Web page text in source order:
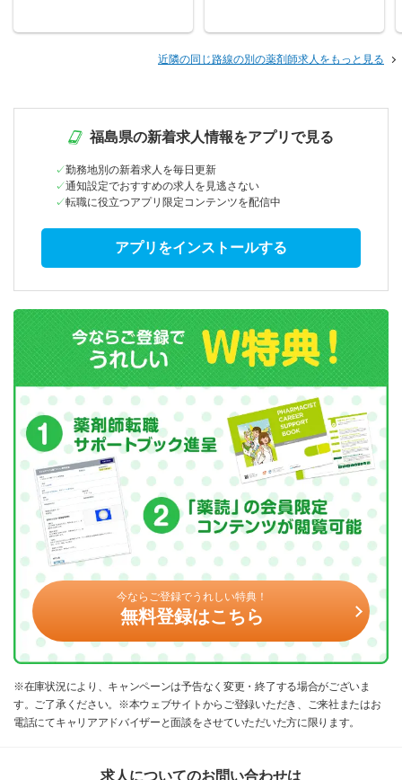
近隣の同じ路線の別の薬剤師求人をもっと見る
福島県の新着求人情報をアプリで見る
勤務地別の新着求人を毎日更新
通知設定でおすすめの求人を見逃さない
転職に役立つアプリ限定コンテンツを配信中
アプリをインストールする
今ならご登録でうれしい特典！
無料登録はこちら
※在庫状況により、キャンペーンは予告なく変更・終了する場合がございま
す。ご了承ください。※本ウェブサイトからご登録いただき、ご来社またはお
電話にてキャリアアドバイザーと面談をさせていただいた方に限ります。
求人についてのお問い合わせは